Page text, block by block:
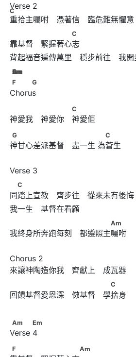
C
Verse 2
CC
靠基督　緊握著心志
GAmEm
G
Am
Em
F     G
F G
Chorus
C
神愛我　神愛你　神愛佢
G　　　　　　　 　　　      　C
G C
神甘心差派基督　盡一生 為蒼生
C
C
同踏上宣教　齊步往　從來未有後悔
Am
Am
我終身所奔跑每刻　都遵照主囑咐
Chorus 2
C
回饋基督愛恩深　傚基督　學捨身
Am           Em
Am Em
Verse 4
F　　　 　　　　　Am
F Am